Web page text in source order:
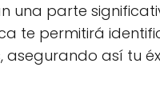
parte
te permitirá
así tu